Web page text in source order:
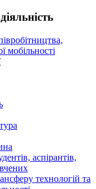
мобільності
аспірантів,
технологій та